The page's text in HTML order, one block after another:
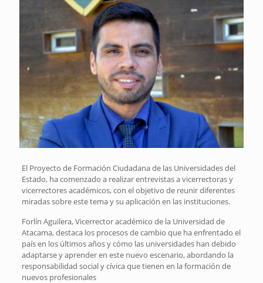
El Proyecto de Formación Ciudadana de las Universidades del
Estado, ha comenzado a realizar entrevistas a vicerrectoras y
vicerrectores académicos, con el objetivo de reunir diferentes
miradas sobre este tema y su aplicación en las instituciones.
Forlín Aguilera, Vicerrector académico de la Universidad de
Atacama, destaca los procesos de cambio que ha enfrentado el
país en los últimos años y cómo las universidades han debido
adaptarse y aprender en este nuevo escenario, abordando la
responsabilidad social y cívica que tienen en la formación de
nuevos profesionales